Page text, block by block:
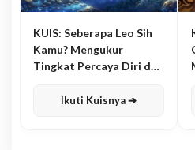
KUIS: Seberapa Leo Sih
Kamu? Mengukur
Tingkat Percaya Diri dan
Ikuti Kuisnya ➔